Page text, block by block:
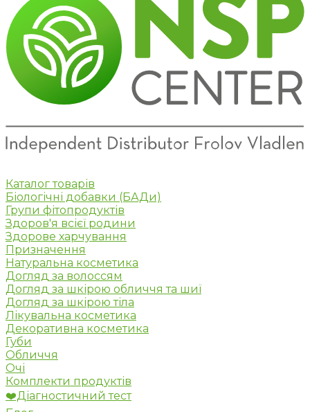
Каталог товарів
Біологічні добавки (БАДи)
Групи фітопродуктів
Здоров'я всієї родини
Здорове харчування
Призначення
Натуральна косметика
Догляд за волоссям
Догляд за шкірою обличчя та шиї
Догляд за шкірою тіла
Лікувальна косметика
Декоративна косметика
Губи
Обличчя
Очі
Комплекти продуктів
❤️Діагностичний тест